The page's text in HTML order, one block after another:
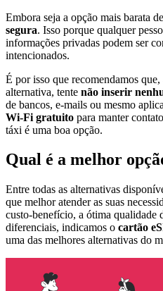
Embora seja a opção mais barata
segura. Isso porque qualquer
informações privadas podem ser
intencionados.
É por isso que recomendamos
alternativa, tente não inserir
de bancos, e-mails ou mesmo
Wi-Fi gratuito para manter
táxi é uma boa opção.
Qual é a melhor
Entre todas as alternativas
que melhor atender as suas
custo-benefício, a ótima qualidade
diferenciais, indicamos o cartão
uma das melhores alternativas do